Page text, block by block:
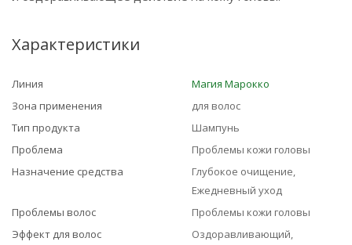
Характеристики
Линия
Магия Марокко
Зона применения
для волос
Тип продукта
Шампунь
Проблема
Проблемы кожи головы
Назначение средства
Глубокое очищение,
Ежедневный уход
Проблемы волос
Проблемы кожи головы
Эффект для волос
Оздоравливающий,